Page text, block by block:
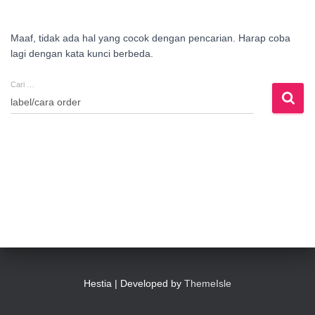
Maaf, tidak ada hal yang cocok dengan pencarian. Harap coba
lagi dengan kata kunci berbeda.
Cari
untuk:
Cari …
Hestia | Developed by ThemeIsle